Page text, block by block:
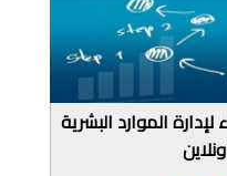
الموارد البشرية